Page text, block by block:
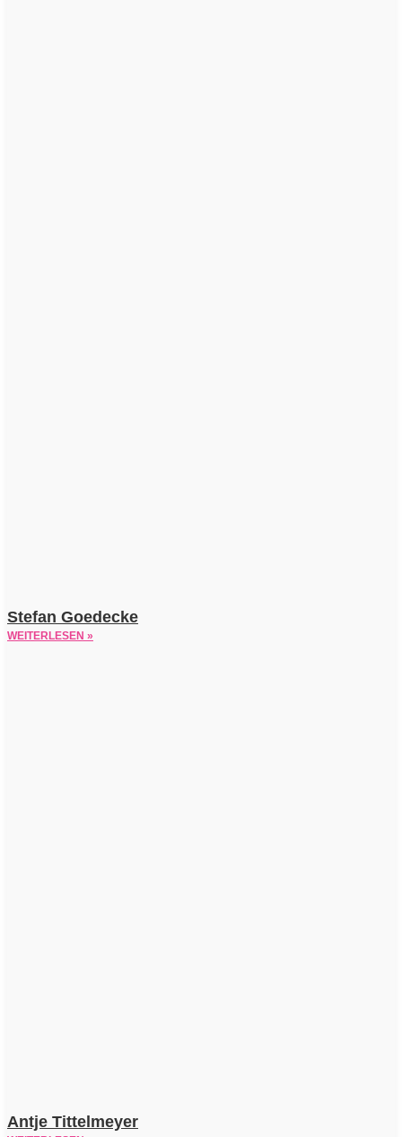
Stefan Goedecke
WEITERLESEN »
Antje Tittelmeyer